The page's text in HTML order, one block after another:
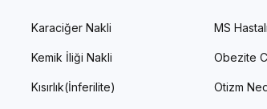
Karaciğer Nakli
Kemik İliği Nakli
Kısırlık(İnferilite)
MS
Obezite
Otizm